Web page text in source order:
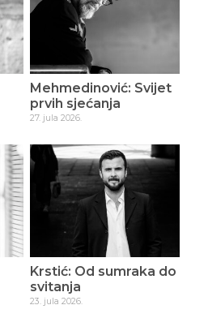
Mehmedinović: Svijet
prvih sjećanja
27. jula 2026.
Krstić: Od sumraka do
svitanja
23. jula 2026.